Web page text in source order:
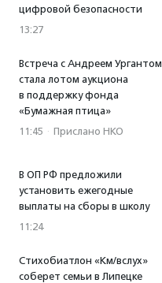
цифровой безопасности
13:27
Встреча с Андреем Ургантом
стала лотом аукциона
в поддержку фонда
«Бумажная птица»
11:45 · Прислано НКО
В ОП РФ предложили
установить ежегодные
выплаты на сборы в школу
11:24
Стихобиатлон «Км/вслух»
соберет семьи в Липецке